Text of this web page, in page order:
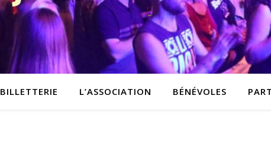
BILLETTERIE L’ASSOCIATION BÉNÉVOLES